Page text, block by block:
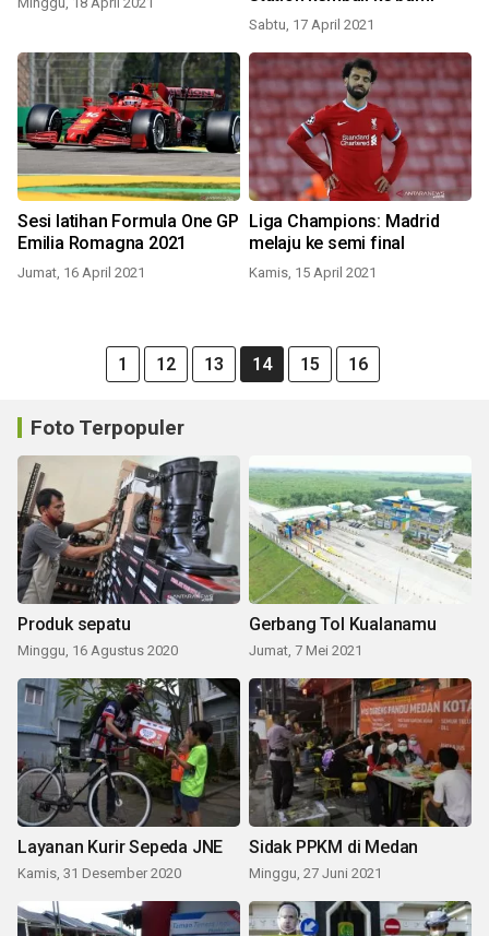
Sabtu, 17 April 2021
Sesi latihan Formula One GP
Emilia Romagna 2021
Jumat, 16 April 2021
Liga Champions: Madrid
melaju ke semi final
Kamis, 15 April 2021
1 12 13 14 15 16
Foto Terpopuler
Produk sepatu
Minggu, 16 Agustus 2020
Gerbang Tol Kualanamu
Jumat, 7 Mei 2021
Layanan Kurir Sepeda JNE
Kamis, 31 Desember 2020
Sidak PPKM di Medan
Minggu, 27 Juni 2021